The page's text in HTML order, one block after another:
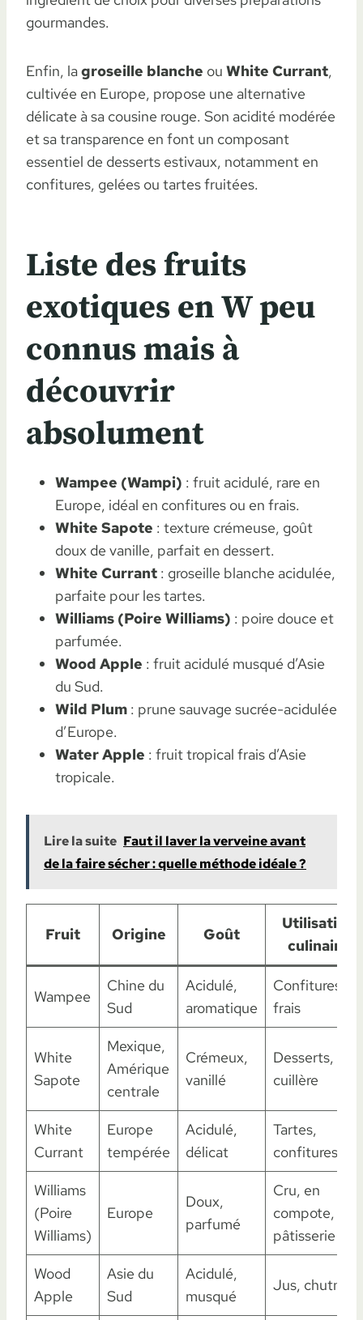
gourmandes.
Enfin, lagroseille blanche ou White Currant,
cultivée en Europe, propose une alternative
délicate à sa cousine rouge. Son acidité modérée
et sa transparence en font un composant
essentiel de desserts estivaux, notamment en
confitures, gelées ou tartes fruitées.
Liste des fruits
exotiques en W peu
connus mais à
découvrir
absolument
Wampee (Wampi) : fruit acidulé, rare en
Europe, idéal en confitures ou en frais.
White Sapote : texture crémeuse, goût
doux de vanille, parfait en dessert.
White Currant : groseille blanche acidulée,
parfaite pour les tartes.
Williams (Poire Williams) : poire douce et
parfumée.
Wood Apple : fruit acidulé musqué d’Asie
du Sud.
Wild Plum : prune sauvage sucrée-acidulée
d’Europe.
Water Apple : fruit tropical frais d’Asie
tropicale.
Lire la suite Faut il laver la verveine avant
de la faire sécher : quelle méthode idéale ?
Fruit Origine Goût
Utilisations
culinaires
Wampee
Chine du
Sud
Acidulé,
aromatique
Confitures,
frais
White
Sapote
Mexique,
Amérique
centrale
Crémeux,
vanillé
Desserts, à la
cuillère
White
Currant
Europe
tempérée
Acidulé,
délicat
Tartes,
confitures
Williams
(Poire
Williams)
Europe
Doux,
parfumé
Cru, en
compote,
pâtisserie
Wood
Apple
Asie du
Sud
Acidulé,
musqué
Jus, chutneys